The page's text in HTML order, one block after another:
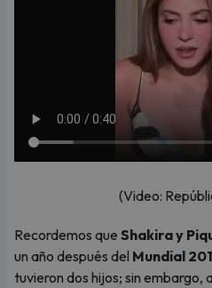
(Video:
Recordemos que Shakira y
un año después del Mundial
tuvieron dos hijos; sin embargo,